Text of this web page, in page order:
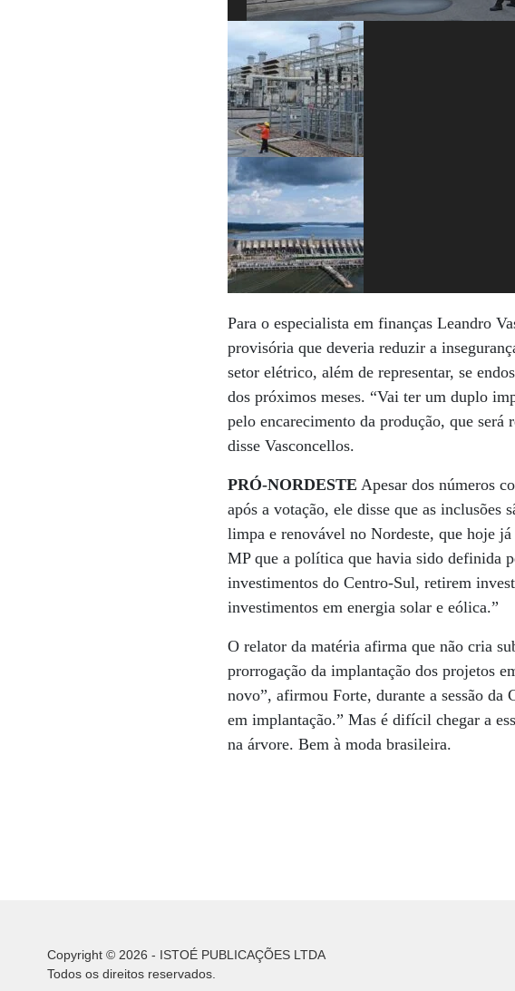
Para o especialista em finanças Leandro
provisória que deveria reduzir a
setor elétrico, além de representar, se
dos próximos meses. “Vai ter um duplo
pelo encarecimento da produção, que será
disse Vasconcellos.
PRÓ-NORDESTE Apesar dos números
após a votação, ele disse que as inclusões
limpa e renovável no Nordeste, que hoje
MP que a política que havia sido definida
investimentos do Centro-Sul, retirem
investimentos em energia solar e eólica.”
O relator da matéria afirma que não cria
prorrogação da implantação dos projetos
novo”, afirmou Forte, durante a sessão da
em implantação.” Mas é difícil chegar a
na árvore. Bem à moda brasileira.
Copyright © 2026 - ISTOÉ PUBLICAÇÕES LTDA
Todos os direitos reservados.